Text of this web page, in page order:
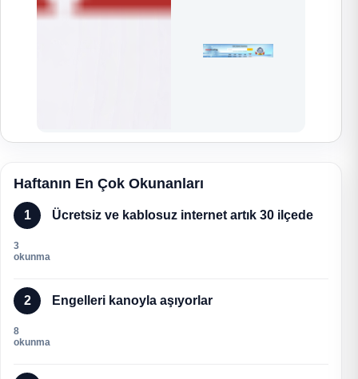
Haftanın En Çok Okunanları
1 Ücretsiz ve kablosuz internet artık 30 ilçede
3
okunma
2 Engelleri kanoyla aşıyorlar
8
okunma